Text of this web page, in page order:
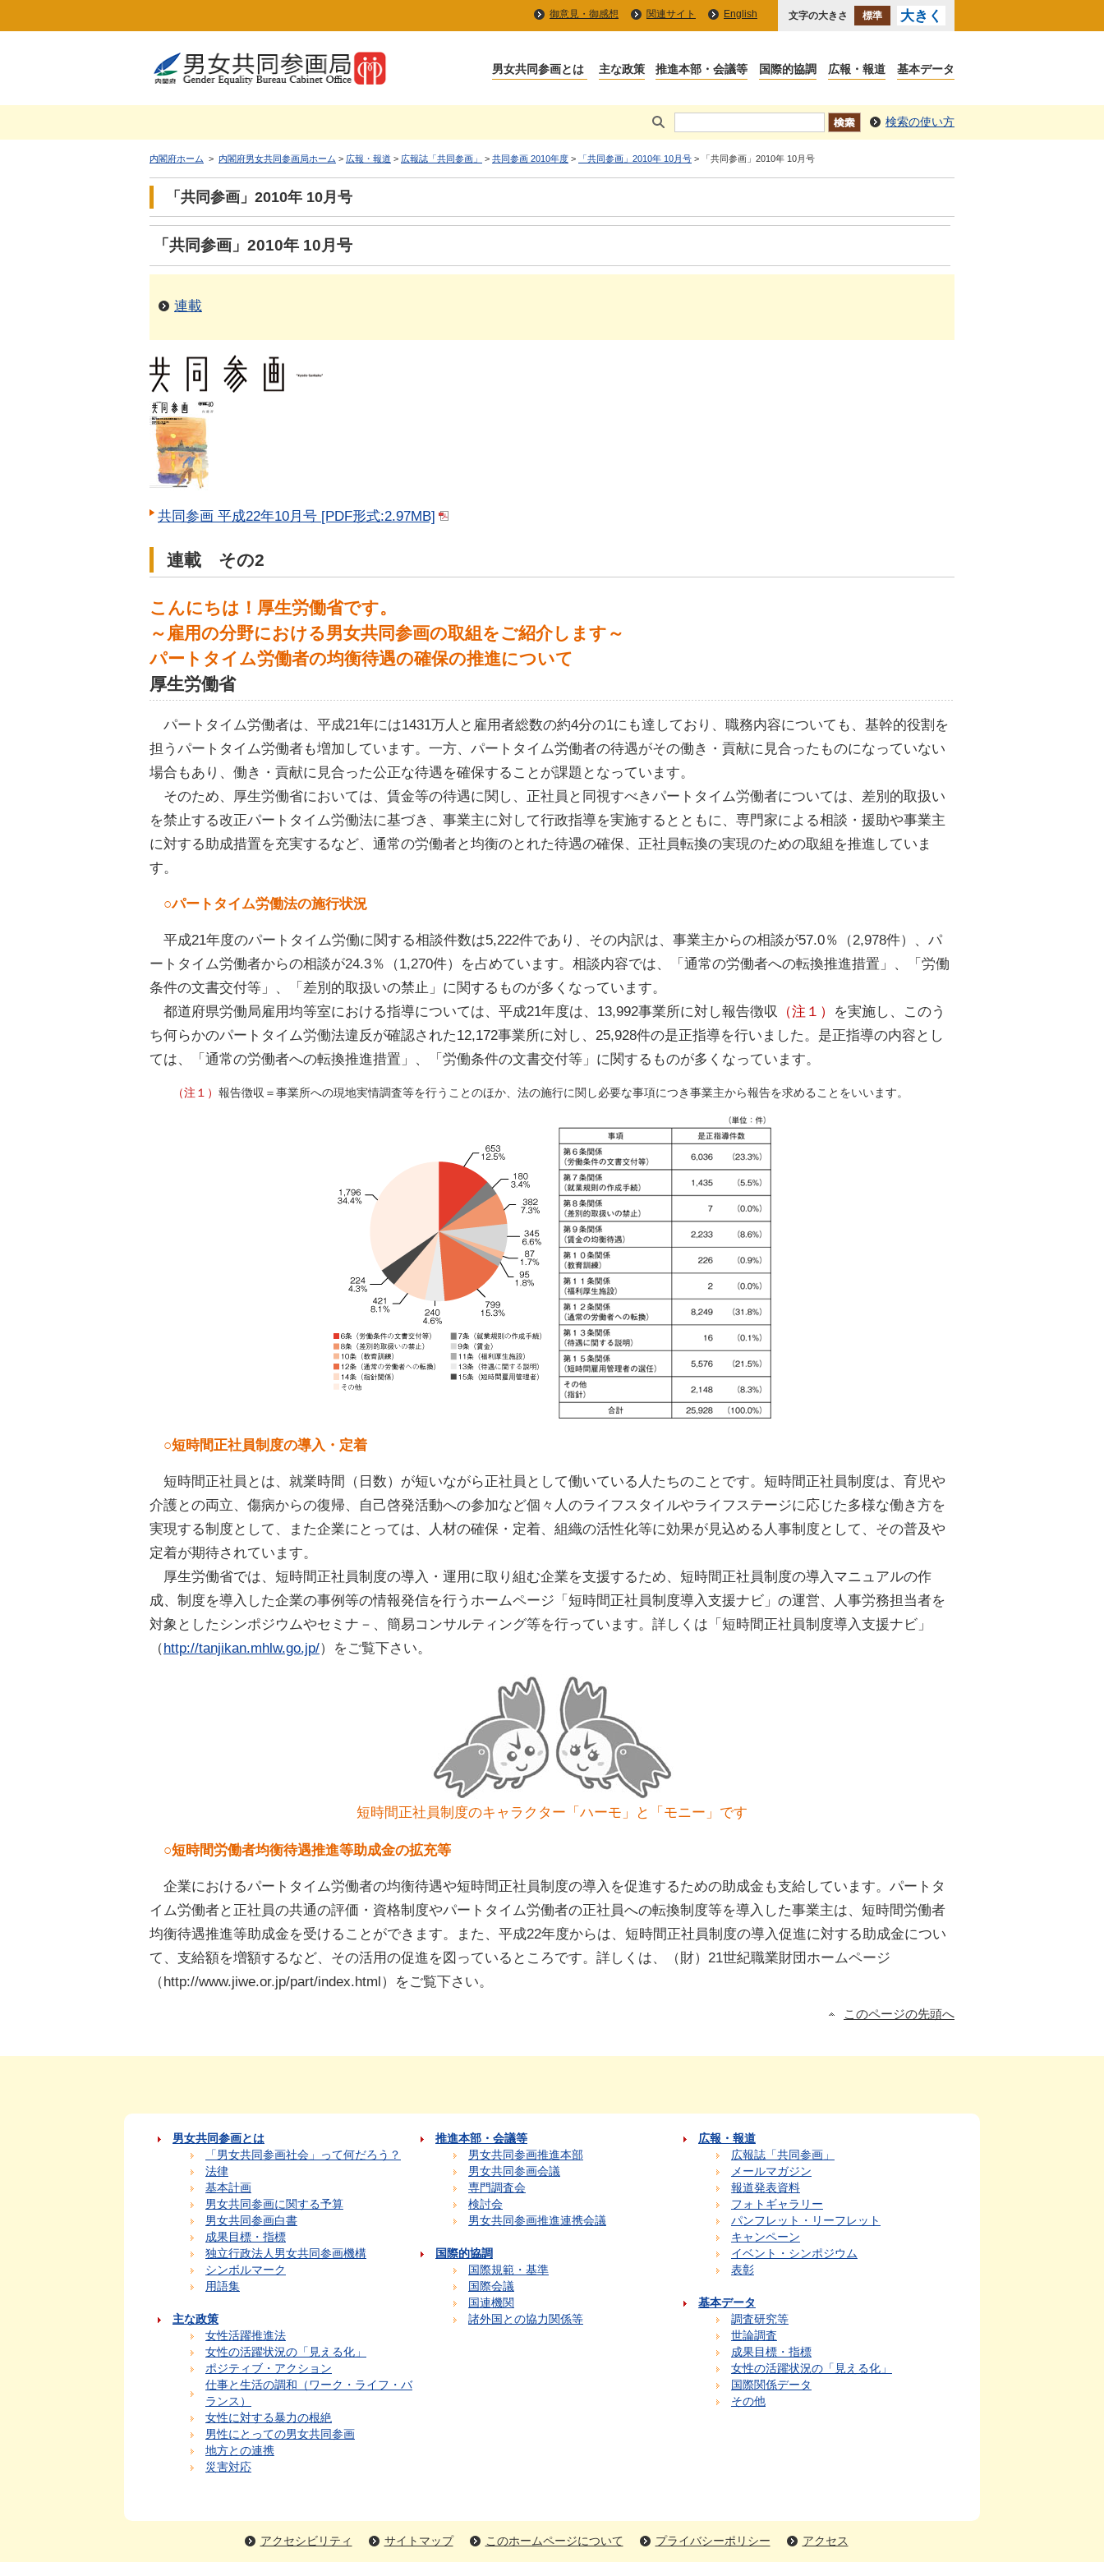
御意見・御感想 関連サイト English 文字の大きさ 標準 大きく
検索の使い方
内閣府ホーム > 内閣府男女共同参画局ホーム > 広報・報道 > 広報誌「共同参画」 > 共同参画 2010年度 > 「共同参画」2010年 10月号 > 「共同参画」2010年 10月号
「共同参画」2010年 10月号
「共同参画」2010年 10月号
連載
共同参画 平成22年10月号 [PDF形式:2.97MB]
連載 その2
こんにちは！厚生労働省です。
～雇用の分野における男女共同参画の取組をご紹介します～
パートタイム労働者の均衡待遇の確保の推進について
厚生労働省
パートタイム労働者は、平成21年には1431万人と雇用者総数の約4分の1にも達しており、職務内容についても、基幹的役割を
担うパートタイム労働者も増加しています。一方、パートタイム労働者の待遇がその働き・貢献に見合ったものになっていない
場合もあり、働き・貢献に見合った公正な待遇を確保することが課題となっています。
そのため、厚生労働省においては、賃金等の待遇に関し、正社員と同視すべきパートタイム労働者については、差別的取扱い
を禁止する改正パートタイム労働法に基づき、事業主に対して行政指導を実施するとともに、専門家による相談・援助や事業主
に対する助成措置を充実するなど、通常の労働者と均衡のとれた待遇の確保、正社員転換の実現のための取組を推進していま
す。
○パートタイム労働法の施行状況
平成21年度のパートタイム労働に関する相談件数は5,222件であり、その内訳は、事業主からの相談が57.0％（2,978件）、パ
ートタイム労働者からの相談が24.3％（1,270件）を占めています。相談内容では、「通常の労働者への転換推進措置」、「労働
条件の文書交付等」、「差別的取扱いの禁止」に関するものが多くなっています。
都道府県労働局雇用均等室における指導については、平成21年度は、13,992事業所に対し報告徴収
（注１） を実施し、このう
ち何らかのパートタイム労働法違反が確認された12,172事業所に対し、25,928件の是正指導を行いました。是正指導の内容とし
ては、「通常の労働者への転換推進措置」、「労働条件の文書交付等」に関するものが多くなっています。
（注１） 報告徴収＝事業所への現地実情調査等を行うことのほか、法の施行に関し必要な事項につき事業主から報告を求めることをいいます。
○短時間正社員制度の導入・定着
短時間正社員とは、就業時間（日数）が短いながら正社員として働いている人たちのことです。短時間正社員制度は、育児や
介護との両立、傷病からの復帰、自己啓発活動への参加など個々人のライフスタイルやライフステージに応じた多様な働き方を
実現する制度として、また企業にとっては、人材の確保・定着、組織の活性化等に効果が見込める人事制度として、その普及や
定着が期待されています。
厚生労働省では、短時間正社員制度の導入・運用に取り組む企業を支援するため、短時間正社員制度の導入マニュアルの作
成、制度を導入した企業の事例等の情報発信を行うホームページ「短時間正社員制度導入支援ナビ」の運営、人事労務担当者を
対象としたシンポジウムやセミナ－、簡易コンサルティング等を行っています。詳しくは「短時間正社員制度導入支援ナビ」
（http://tanjikan.mhlw.go.jp/）をご覧下さい。
短時間正社員制度のキャラクター「ハーモ」と「モニー」です
○短時間労働者均衡待遇推進等助成金の拡充等
企業におけるパートタイム労働者の均衡待遇や短時間正社員制度の導入を促進するための助成金も支給しています。パートタ
イム労働者と正社員の共通の評価・資格制度やパートタイム労働者の正社員への転換制度等を導入した事業主は、短時間労働者
均衡待遇推進等助成金を受けることができます。また、平成22年度からは、短時間正社員制度の導入促進に対する助成金につい
て、支給額を増額するなど、その活用の促進を図っているところです。詳しくは、（財）21世紀職業財団ホームページ
（http://www.jiwe.or.jp/part/index.html）をご覧下さい。
このページの先頭へ